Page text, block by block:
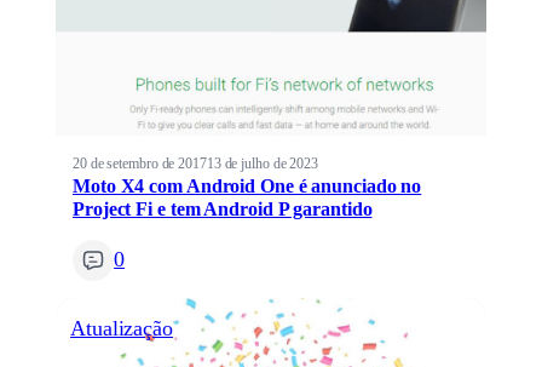
20 de setembro de 201713 de julho de 2023
Moto X4 com Android One é anunciado no
Project Fi e tem Android P garantido
0
Atualização